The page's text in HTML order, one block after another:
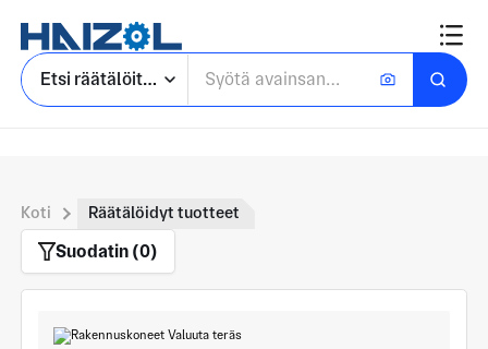
Etsi räätälöityjä osia
Koti Räätälöidyt tuotteet
Suodatin (0)